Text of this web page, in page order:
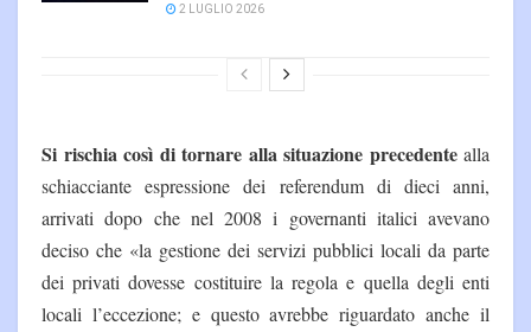
2 LUGLIO 2026
Si rischia così di tornare alla situazione precedentealla
schiacciante espressione dei referendum di dieci anni,
arrivati dopo che nel 2008 i governanti italici avevano
deciso che «la gestione dei servizi pubblici locali da parte
dei privati dovesse costituire la regola e quella degli enti
locali l’eccezione; e questo avrebbe riguardato anche il